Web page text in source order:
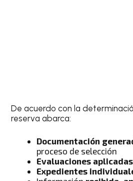
De acuerdo con la
reserva abarca:
Documentación
proceso de selección
Evaluaciones aplicadas
Expedientes